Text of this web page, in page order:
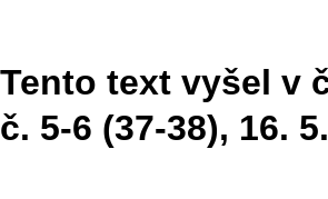
Tento text vyšel v
č. 5-6 (37-38), 16.